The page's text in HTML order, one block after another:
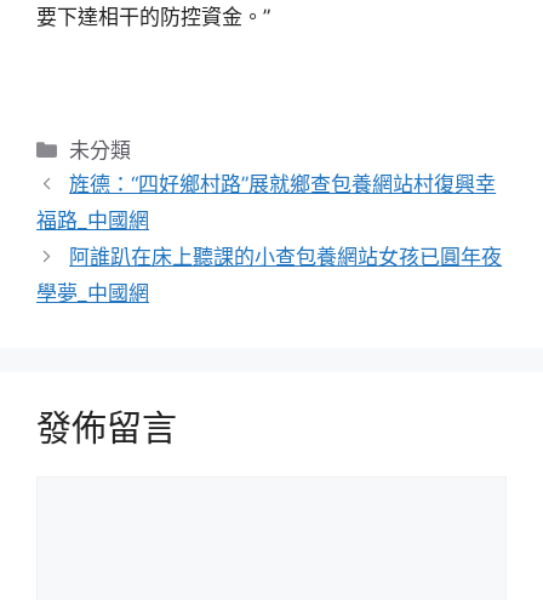
要下達相干的防控資金。”
分
類
未分類
旌德：“四好鄉村路”展就鄉查包養網站村復興幸
福路_中國網
阿誰趴在床上聽課的小查包養網站女孩已圓年夜
學夢_中國網
發佈留言